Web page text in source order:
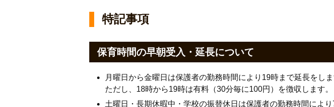
特記事項
保育時間の早朝受入・延長について
月曜日から金曜日は保護者の勤務時間により19時まで延長をしま
ただし、18時から19時は有料（30分毎に100円）を徴収します。
土曜日・長期休暇中・学校の振替休日は保護者の勤務時間により